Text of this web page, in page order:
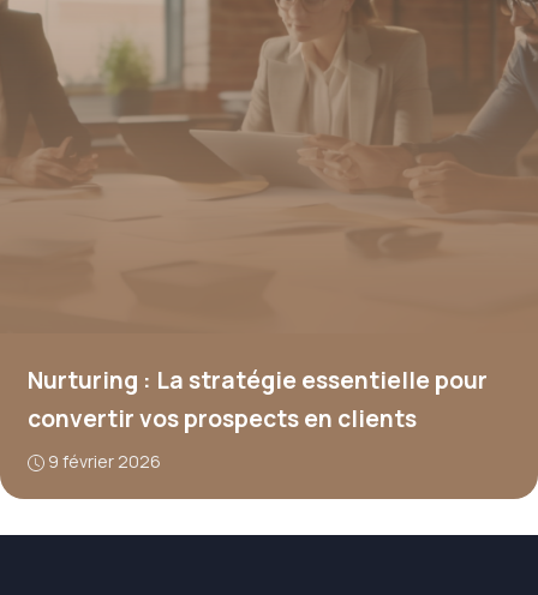
Nurturing : La stratégie essentielle pour
convertir vos prospects en clients
9 février 2026